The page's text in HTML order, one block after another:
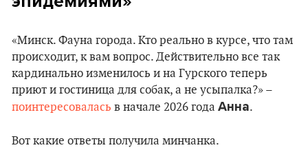
«Минск. Фауна города. Кто реально в курсе, что там
происходит, к вам вопрос. Действительно все так
кардинально изменилось и на Гурского теперь
приют и гостиница для собак, а не усыпалка?» –
поинтересовалась в начале 2026 года Анна.
Вот какие ответы получила минчанка.